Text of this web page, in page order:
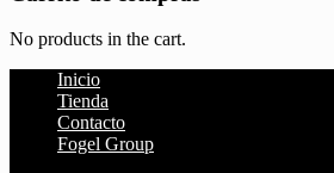
No products in the cart.
Inicio
Tienda
Contacto
Fogel Group